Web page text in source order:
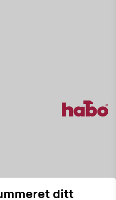
ditt
for å holde porten åpen.